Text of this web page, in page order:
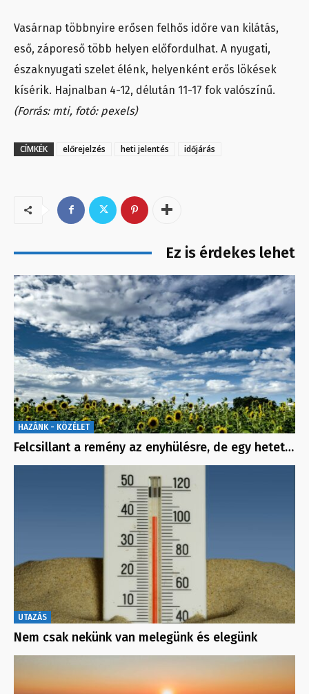
Vasárnap többnyire erősen felhős időre van kilátás,
eső, záporeső több helyen előfordulhat. A nyugati,
északnyugati szelet élénk, helyenként erős lökések
kísérik. Hajnalban 4-12, délután 11-17 fok valószínű.
(Forrás: mti, fotó: pexels)
CÍMKÉK előrejelzés heti jelentés időjárás
Ez is érdekes lehet
HAZÁNK - KÖZÉLET
Felcsillant a remény az enyhülésre, de egy hetet…
UTAZÁS
Nem csak nekünk van melegünk és elegünk